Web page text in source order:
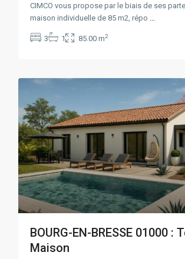
CIMCO vous propose par le biais de ses
maison individuelle de 85 m2, répo
3 1 85.00 m2
BOURG-EN-BRESSE 01000 :
Maison